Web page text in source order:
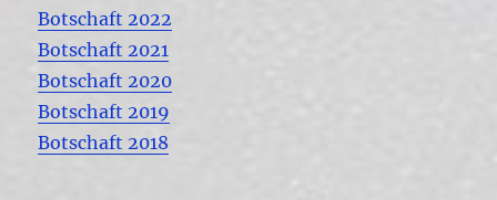
Botschaft 2022
Botschaft 2021
Botschaft 2020
Botschaft 2019
Botschaft 2018